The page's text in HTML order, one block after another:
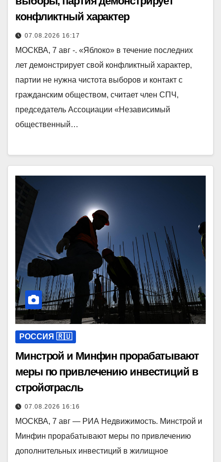
конфликтный характер
07.08.2026 16:17
МОСКВА, 7 авг -. «Яблоко» в течение последних
лет демонстрирует свой конфликтный характер,
партии не нужна чистота выборов и контакт с
гражданским обществом, считает член СПЧ,
председатель Ассоциации «Независимый
общественный…
РОССИЯ 🇷🇺
Минстрой и Минфин прорабатывают
меры по привлечению инвестиций в
стройотрасль
07.08.2026 16:16
МОСКВА, 7 авг — РИА Недвижимость. Минстрой и
Минфин прорабатывают меры по привлечению
дополнительных инвестиций в жилищное